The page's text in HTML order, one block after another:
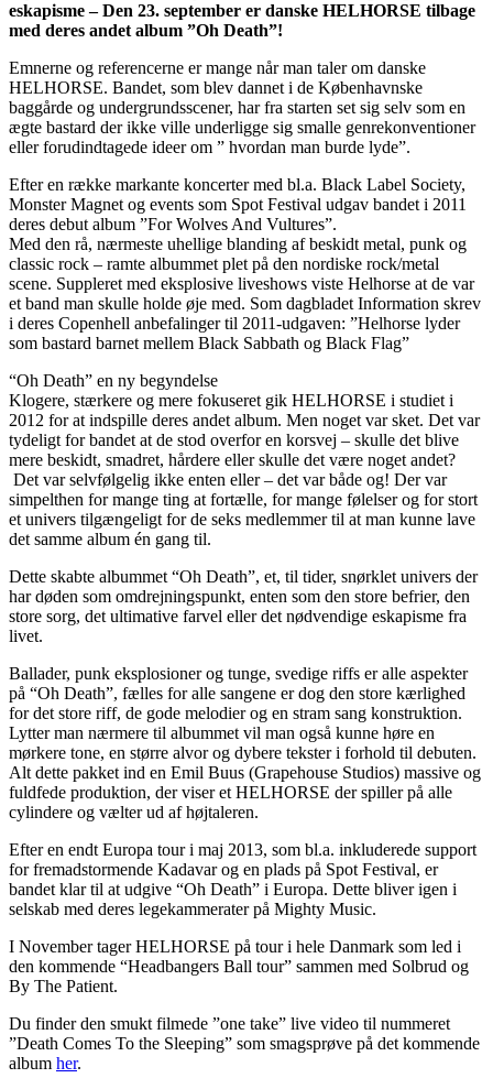
eskapisme – Den 23. september er danske HELHORSE tilbage
med deres andet album ”Oh Death”!
Emnerne og referencerne er mange når man taler om danske
HELHORSE. Bandet, som blev dannet i de Københavnske
baggårde og undergrundsscener, har fra starten set sig selv som en
ægte bastard der ikke ville underligge sig smalle genrekonventioner
eller forudindtagede ideer om ” hvordan man burde lyde”.
Efter en række markante koncerter med bl.a. Black Label Society,
Monster Magnet og events som Spot Festival udgav bandet i 2011
deres debut album ”For Wolves And Vultures”.
Med den rå, nærmeste uhellige blanding af beskidt metal, punk og
classic rock – ramte albummet plet på den nordiske rock/metal
scene. Suppleret med eksplosive liveshows viste Helhorse at de var
et band man skulle holde øje med. Som dagbladet Information skrev
i deres Copenhell anbefalinger til 2011-udgaven: ”Helhorse lyder
som bastard barnet mellem Black Sabbath og Black Flag”
“Oh Death” en ny begyndelse
Klogere, stærkere og mere fokuseret gik HELHORSE i studiet i
2012 for at indspille deres andet album. Men noget var sket. Det var
tydeligt for bandet at de stod overfor en korsvej – skulle det blive
mere beskidt, smadret, hårdere eller skulle det være noget andet?
Det var selvfølgelig ikke enten eller – det var både og! Der var
simpelthen for mange ting at fortælle, for mange følelser og for stort
et univers tilgængeligt for de seks medlemmer til at man kunne lave
det samme album én gang til.
Dette skabte albummet “Oh Death”, et, til tider, snørklet univers der
har døden som omdrejningspunkt, enten som den store befrier, den
store sorg, det ultimative farvel eller det nødvendige eskapisme fra
livet.
Ballader, punk eksplosioner og tunge, svedige riffs er alle aspekter
på “Oh Death”, fælles for alle sangene er dog den store kærlighed
for det store riff, de gode melodier og en stram sang konstruktion.
Lytter man nærmere til albummet vil man også kunne høre en
mørkere tone, en større alvor og dybere tekster i forhold til debuten.
Alt dette pakket ind en Emil Buus (Grapehouse Studios) massive og
fuldfede produktion, der viser et HELHORSE der spiller på alle
cylindere og vælter ud af højtaleren.
Efter en endt Europa tour i maj 2013, som bl.a. inkluderede support
for fremadstormende Kadavar og en plads på Spot Festival, er
bandet klar til at udgive “Oh Death” i Europa. Dette bliver igen i
selskab med deres legekammerater på Mighty Music.
I November tager HELHORSE på tour i hele Danmark som led i
den kommende “Headbangers Ball tour” sammen med Solbrud og
By The Patient.
Du finder den smukt filmede ”one take” live video til nummeret
”Death Comes To the Sleeping” som smagsprøve på det kommende
album her.